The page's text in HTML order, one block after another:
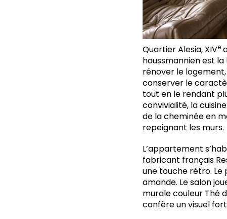
Quartier Alesia, XIVe
haussmannien est
rénover le
conserver le
tout en le rendant
convivialité, la
de la cheminée en
repeignant les murs.
L’appartement
fabricant français
une touche rétro.
amande. Le salon
murale couleur Thé
confère un visuel